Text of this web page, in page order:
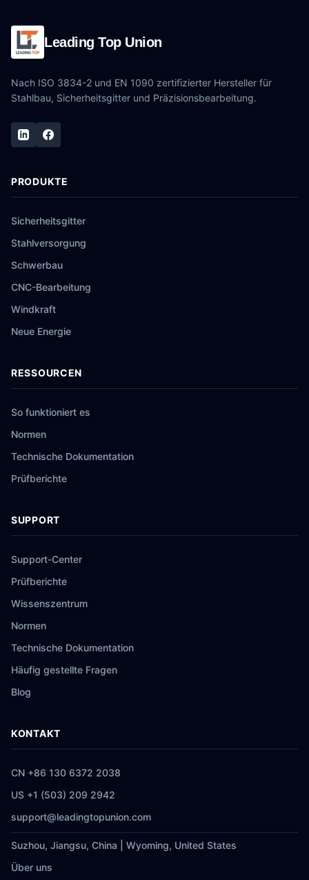
Leading Top Union
Nach ISO 3834-2 und EN 1090 zertifizierter Hersteller für
Stahlbau, Sicherheitsgitter und Präzisionsbearbeitung.
PRODUKTE
Sicherheitsgitter
Stahlversorgung
Schwerbau
CNC-Bearbeitung
Windkraft
Neue Energie
RESSOURCEN
So funktioniert es
Normen
Technische Dokumentation
Prüfberichte
SUPPORT
Support-Center
Prüfberichte
Wissenszentrum
Normen
Technische Dokumentation
Häufig gestellte Fragen
Blog
KONTAKT
CN +86 130 6372 2038
US +1 (503) 209 2942
support@leadingtopunion.com
Suzhou, Jiangsu, China | Wyoming, United States
Über uns